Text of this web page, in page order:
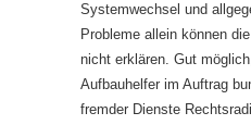
Systemwechsel und
Probleme allein können
nicht erklären. Gut
Aufbauhelfer im Auftrag
fremder Dienste